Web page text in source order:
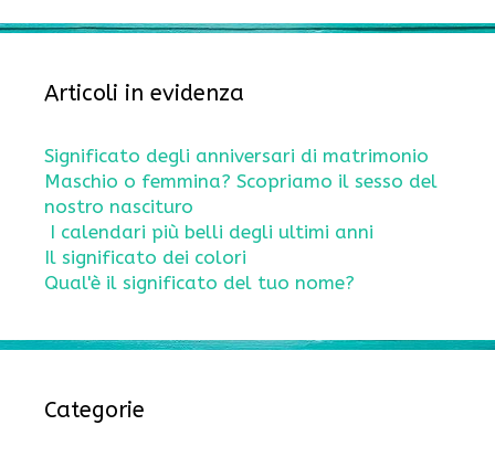
Articoli in evidenza
Significato degli anniversari di matrimonio
Maschio o femmina? Scopriamo il sesso del
nostro nascituro
I calendari più belli degli ultimi anni
Il significato dei colori
Qual'è il significato del tuo nome?
Categorie